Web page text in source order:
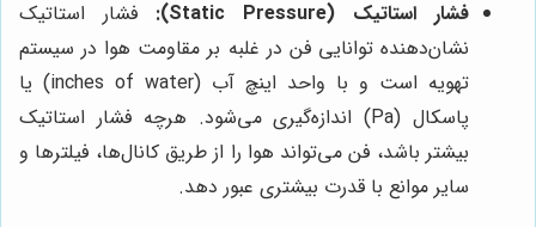
فشار استاتیک (Static Pressure):
فشار استاتیک
نشان‌دهنده توانایی فن در غلبه بر مقاومت هوا در سیستم
تهویه است و با واحد اینچ آب (inches of water) یا
پاسکال (Pa) اندازه‌گیری می‌شود. هرچه فشار استاتیک
بیشتر باشد، فن می‌تواند هوا را از طریق کانال‌ها، فیلترها و
سایر موانع با قدرت بیشتری عبور دهد.